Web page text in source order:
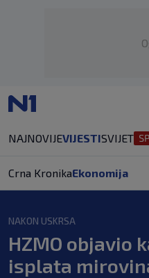
NAJNOVIJEVIJESTISVIJET
Crna KronikaEkonomija
NAKON USKRSA
HZMO objavio
isplata